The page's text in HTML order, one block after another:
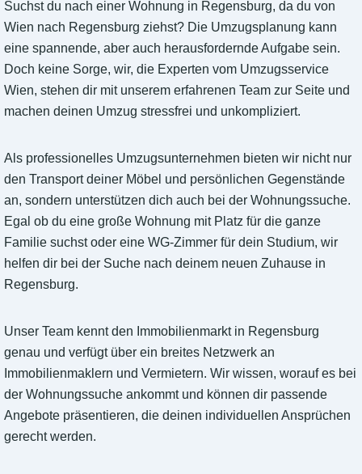
Suchst du nach einer Wohnung in Regensburg, da du von
Wien nach Regensburg ziehst? Die Umzugsplanung kann
eine spannende, aber auch herausfordernde Aufgabe sein.
Doch keine Sorge, wir, die Experten vom Umzugsservice
Wien, stehen dir mit unserem erfahrenen Team zur Seite und
machen deinen Umzug stressfrei und unkompliziert.
Als professionelles Umzugsunternehmen bieten wir nicht nur
den Transport deiner Möbel und persönlichen Gegenstände
an, sondern unterstützen dich auch bei der Wohnungssuche.
Egal ob du eine große Wohnung mit Platz für die ganze
Familie suchst oder eine WG-Zimmer für dein Studium, wir
helfen dir bei der Suche nach deinem neuen Zuhause in
Regensburg.
Unser Team kennt den Immobilienmarkt in Regensburg
genau und verfügt über ein breites Netzwerk an
Immobilienmaklern und Vermietern. Wir wissen, worauf es bei
der Wohnungssuche ankommt und können dir passende
Angebote präsentieren, die deinen individuellen Ansprüchen
gerecht werden.